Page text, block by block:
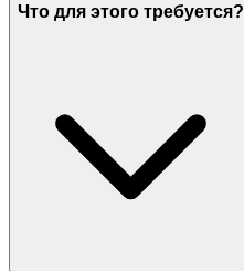
Что для этого требуется?